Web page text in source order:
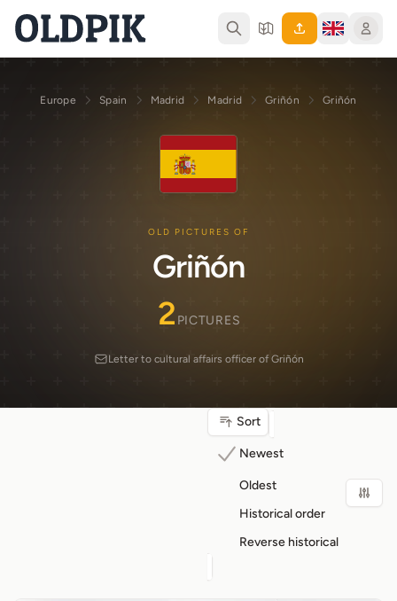
Europe Spain Madrid Madrid Griñón Griñón
OLD PICTURES OF
Griñón
2 PICTURES
Letter to cultural affairs officer of Griñón
Sort
Newest
Oldest
Historical order
Reverse historical